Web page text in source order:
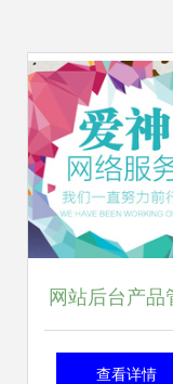
网站后台产品
页崩溃？急师
查看详情